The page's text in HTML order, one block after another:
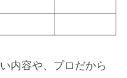
内容や、プロだから